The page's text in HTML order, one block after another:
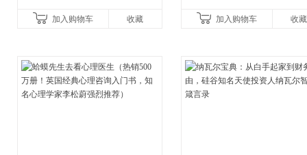
加入购物车 收藏 加入购物车 收藏